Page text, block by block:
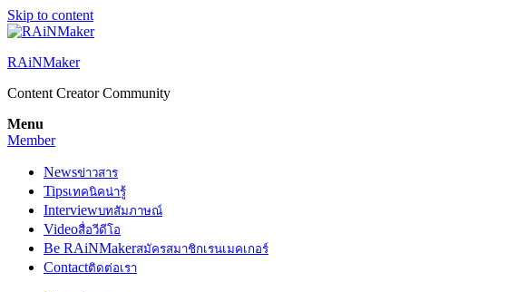
Skip to content
RAiNMaker
Content Creator Community
Menu
Member
Newsข่าวสาร
Tipsเทคนิคน่ารู้
Interviewบทสัมภาษณ์
Videoสื่อวีดีโอ
Be RAiNMakerสมัครสมาชิกเรนเมคเกอร์
Contactติดต่อเรา